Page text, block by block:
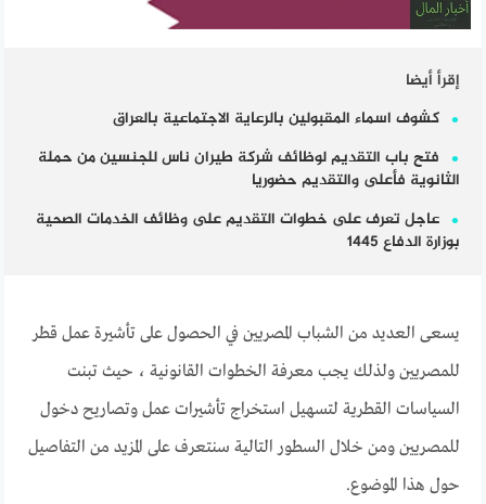
إقرأ أيضا
كشوف اسماء المقبولين بالرعاية الاجتماعية بالعراق
فتح باب التقديم لوظائف شركة طيران ناس للجنسين من حملة
الثانوية فأعلى والتقديم حضوريا
عاجل تعرف على خطوات التقديم على وظائف الخدمات الصحية
بوزارة الدفاع 1445
يسعى العديد من الشباب المصريين في الحصول على تأشيرة عمل قطر
للمصريين ولذلك يجب معرفة الخطوات القانونية ، حيث تبنت
السياسات القطرية لتسهيل استخراج تأشيرات عمل وتصاريح دخول
للمصريين ومن خلال السطور التالية سنتعرف على المزيد من التفاصيل
حول هذا الموضوع.